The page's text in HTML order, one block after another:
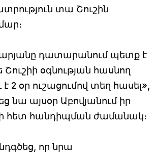
տա Շուշին
դատարանում պետք է
օգնության հասնող
է 2 օր ուշացումով տեղ հասել»,
նա այսօր Աբովյանում իր
հետ հանդիպման ժամանակ։
որ նրա